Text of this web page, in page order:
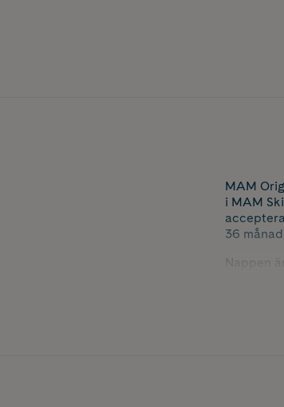
MAM
i MAM
36
Nappen
mikron.
**Sköld,